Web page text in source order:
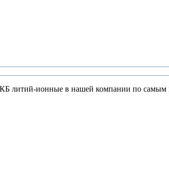
литий-ионные в нашей компании по самым